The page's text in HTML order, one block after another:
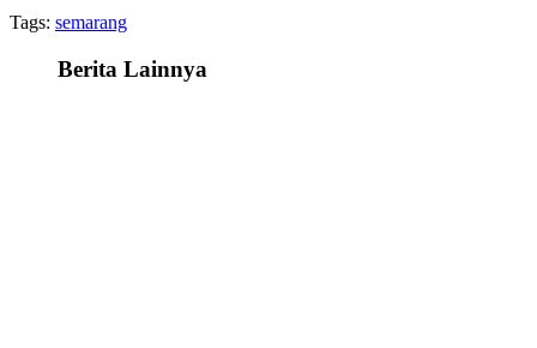
Tags: semarang
Berita Lainnya